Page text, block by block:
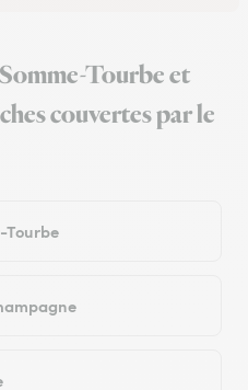
Tourbe et
couvertes par le